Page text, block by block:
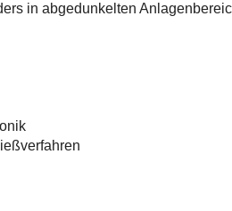
in abgedunkelten